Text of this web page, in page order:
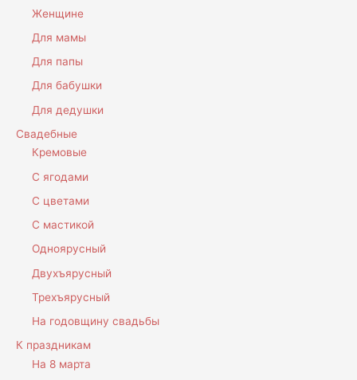
Женщине
Для мамы
Для папы
Для бабушки
Для дедушки
Свадебные
Кремовые
С ягодами
С цветами
С мастикой
Одноярусный
Двухъярусный
Трехъярусный
На годовщину свадьбы
К праздникам
На 8 марта